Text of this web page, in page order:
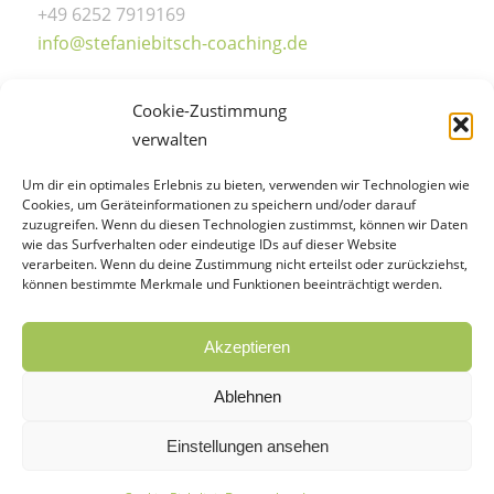
Cookie-Zustimmung
verwalten
Um dir ein optimales Erlebnis zu bieten, verwenden wir Technologien wie
Cookies, um Geräteinformationen zu speichern und/oder darauf
zuzugreifen. Wenn du diesen Technologien zustimmst, können wir Daten
wie das Surfverhalten oder eindeutige IDs auf dieser Website
verarbeiten. Wenn du deine Zustimmung nicht erteilst oder zurückziehst,
können bestimmte Merkmale und Funktionen beeinträchtigt werden.
Akzeptieren
Ablehnen
Einstellungen ansehen
+49 6252 7919169
info@stefaniebitsch-coaching.de
Sprechzeiten
Mo.-Do.: 14:00-18:00 Uhr
Freitag: 08:00-18:00 Uhr
Samstag: 09:00-14:00 Uhr
Termine nach Vereinbarung